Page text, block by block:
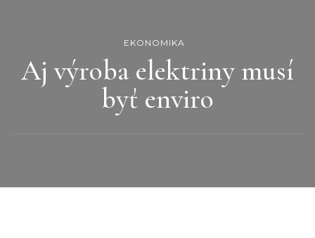
EKONOMIKA
Aj výroba elektriny musí
byť enviro